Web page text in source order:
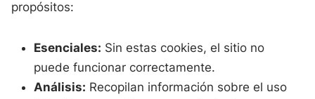
propósitos:
Esenciales: Sin estas cookies, el sitio no
puede funcionar correctamente.
Análisis: Recopilan información sobre el uso